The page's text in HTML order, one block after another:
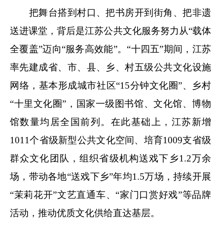
把舞台搭到村口、把书房开到街角、把非遗
送进课堂，背后是江苏公共文化服务努力从“载体
全覆盖”迈向“服务高效能”。“十四五”期间，江苏
率先建成省、市、县、乡、村五级公共文化设施
网络，基本形成城市社区“15分钟文化圈”、乡村
“十里文化圈”，国家一级图书馆、文化馆、博物
馆数量均居全国前列。在此基础上，江苏新增
1011个省级新型公共文化空间、培育1009支省级
群众文化团队，组织省级机构送戏下乡1.2万余
场，带动各地“送戏下乡”年均1.5万场，持续开展
“茉莉花开”文艺直通车、“家门口赏好戏”等品牌
活动，推动优质文化供给直达基层。